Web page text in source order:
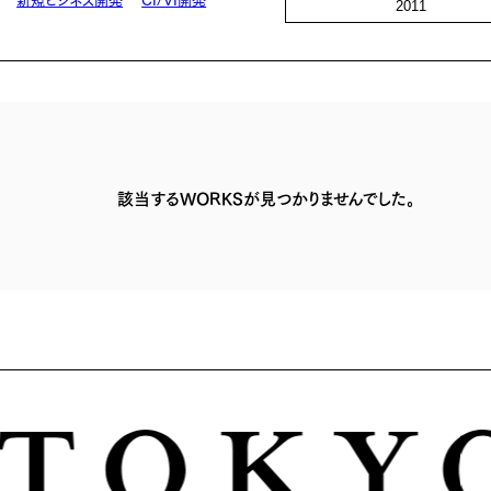
2011
該当するWORKSが見つかりませんでした。